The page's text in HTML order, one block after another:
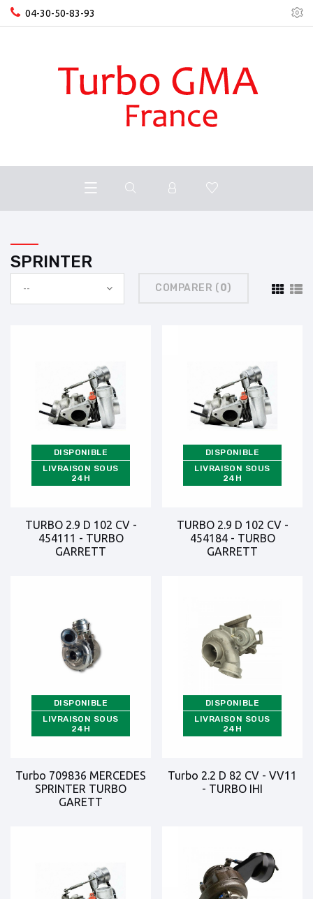
04-30-50-83-93
SPRINTER
-- COMPARER (0)
DISPONIBLE
LIVRAISON SOUS
24H
TURBO 2.9 D 102 CV -
454111 - TURBO
GARRETT
DISPONIBLE
LIVRAISON SOUS
24H
TURBO 2.9 D 102 CV -
454184 - TURBO
GARRETT
DISPONIBLE
LIVRAISON SOUS
24H
Turbo 709836 MERCEDES
SPRINTER TURBO
GARETT
DISPONIBLE
LIVRAISON SOUS
24H
Turbo 2.2 D 82 CV - VV11
- TURBO IHI